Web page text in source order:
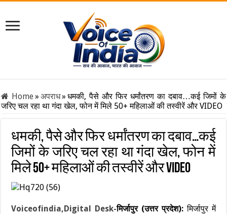
Home» अपराध» धमकी, पैसे और फिर धर्मांतरण का दबाव…कई जिमों के
जरिए चल रहा था गंदा खेल, फोन में मिले 50+ महिलाओं की तस्वीरें और VIDEO
धमकी, पैसे और फिर धर्मांतरण का दबाव…कई
जिमों के जरिए चल रहा था गंदा खेल, फोन में
मिले 50+ महिलाओं की तस्वीरें और VIDEO
Voiceofindia,Digital Desk-मिर्जापुर (उत्तर प्रदेश):मिर्जापुर में